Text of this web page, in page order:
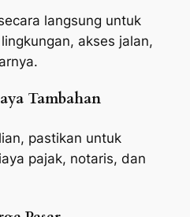
langsung untuk
akses jalan,
Tambahan
pastikan untuk
pajak, notaris, dan